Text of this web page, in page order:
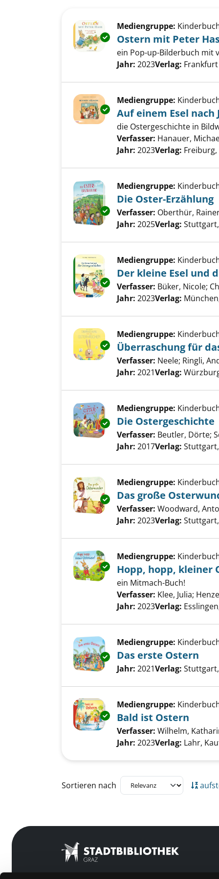
Exemplar-Details von Ostern
Mediengruppe:
Ostern mit Peter
ein Pop-up-Bilderbuch mit
Suche nach diesem
Jahr: 2023Verlag:
Exemplar-Details von Auf
Mediengruppe:
Auf einem Esel nach
die Ostergeschichte in
Verfasser: Hanauer,
Jahr: 2023Verlag:
Exemplar-Details von Die
Mediengruppe:
Die Oster-Erzählung
Verfasser: Oberthür,
Jahr: 2025Verlag:
Exemplar-Details von Der
Mediengruppe:
Der kleine Esel und
Verfasser: Büker, Nicole;
Jahr: 2023Verlag:
Exemplar-Details von
Mediengruppe:
Überraschung für
Verfasser: Neele; Ringli,
Jahr: 2021Verlag:
Exemplar-Details von Die
Mediengruppe:
Die Ostergeschichte
Verfasser: Beutler, Dörte;
Jahr: 2017Verlag:
Exemplar-Details von Das
Mediengruppe:
Das große
Verfasser: Woodward,
Jahr: 2023Verlag:
Exemplar-Details von Hopp,
Mediengruppe:
Hopp, hopp, kleiner
ein Mitmach-Buch!
Verfasser: Klee, Julia;
Jahr: 2023Verlag:
Exemplar-Details von Das
Mediengruppe:
Das erste Ostern
Suche nach diesem
Jahr: 2021Verlag:
Exemplar-Details von Bald ist
Mediengruppe:
Bald ist Ostern
Verfasser: Wilhelm,
Jahr: 2023Verlag: Lahr,
Zu den Suchfiltern springen
Sortieren nach